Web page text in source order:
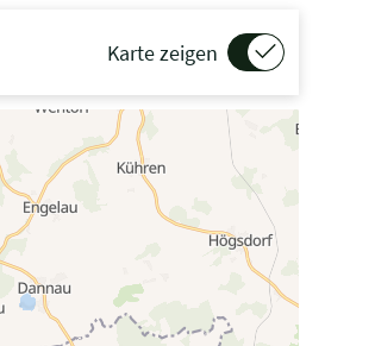
Karte zeigen
Scrollen, um in der Karte